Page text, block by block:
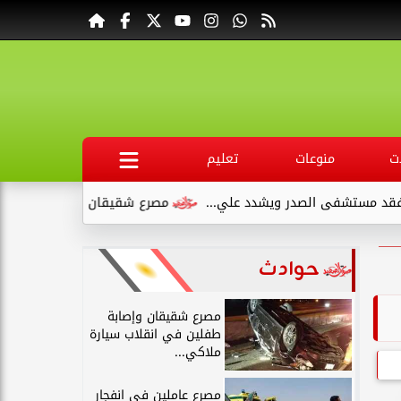
منوعات
تعليم
مصرع شقيقان وإصابة طفلين في انقلاب
الصدر ويشدد علي...
حوادث
مصرع شقيقان وإصابة
طفلين في انقلاب سيارة
ملاكي...
مصرع عاملين في انفجار